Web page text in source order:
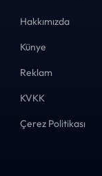
Hakkımızda
Künye
Reklam
KVKK
Çerez Politikası